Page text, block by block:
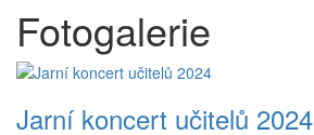
Fotogalerie
Jarní koncert učitelů 2024